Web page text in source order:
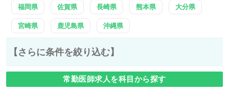
福岡県 佐賀県 長崎県 熊本県 大分県
宮崎県 鹿児島県 沖縄県
【さらに条件を絞り込む】
常勤医師求人を科目から探す